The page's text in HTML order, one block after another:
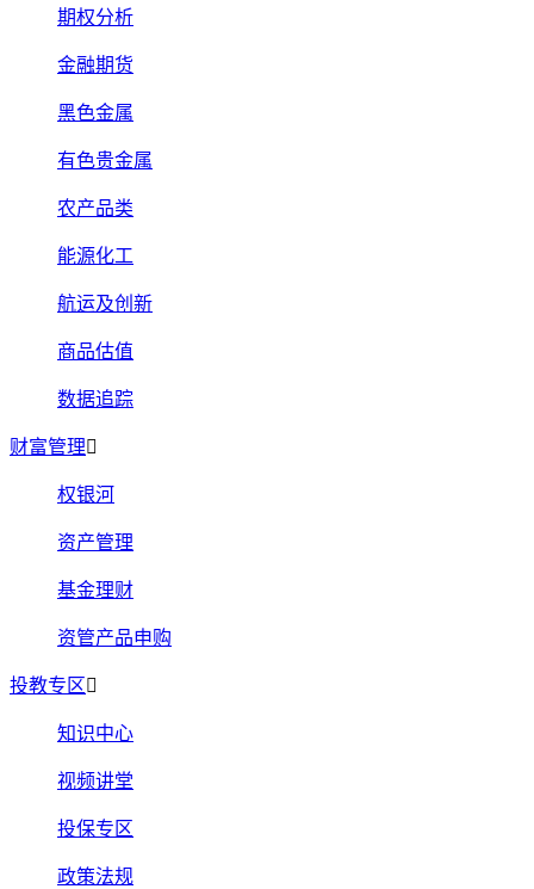
期权分析
金融期货
黑色金属
有色贵金属
农产品类
能源化工
航运及创新
商品估值
数据追踪
财富管理
权银河
资产管理
基金理财
资管产品申购
投教专区
知识中心
视频讲堂
投保专区
政策法规